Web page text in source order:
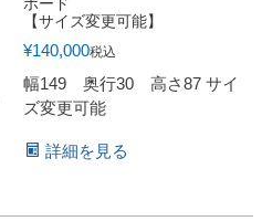
【サイズ変更可能】
¥140,000税込
幅149 奥行30 高さ87 サイ
ズ変更可能
詳細を見る